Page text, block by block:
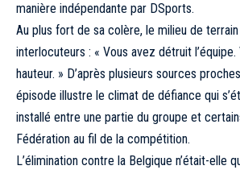
manière indépendante par DSports.
Au plus fort de sa colère, le milieu de
interlocuteurs : « Vous avez détruit l’équipe.
hauteur. » D’après plusieurs sources
épisode illustre le climat de défiance qui
installé entre une partie du groupe et
Fédération au fil de la compétition.
L’élimination contre la Belgique n’était-elle